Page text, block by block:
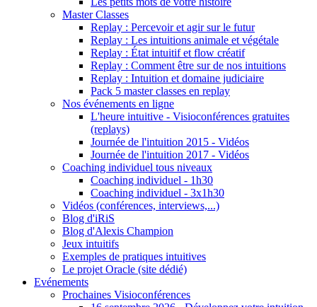
Master Classes
Replay : Percevoir et agir sur le futur
Replay : Les intuitions animale et végétale
Replay : État intuitif et flow créatif
Replay : Comment être sur de nos intuitions
Replay : Intuition et domaine judiciaire
Pack 5 master classes en replay
Nos événements en ligne
L'heure intuitive - Visioconférences gratuites
(replays)
Journée de l'intuition 2015 - Vidéos
Journée de l'intuition 2017 - Vidéos
Coaching individuel tous niveaux
Coaching individuel - 1h30
Coaching individuel - 3x1h30
Vidéos (conférences, interviews,...)
Blog d'iRiS
Blog d'Alexis Champion
Jeux intuitifs
Exemples de pratiques intuitives
Le projet Oracle (site dédié)
Evénements
Prochaines Visioconférences